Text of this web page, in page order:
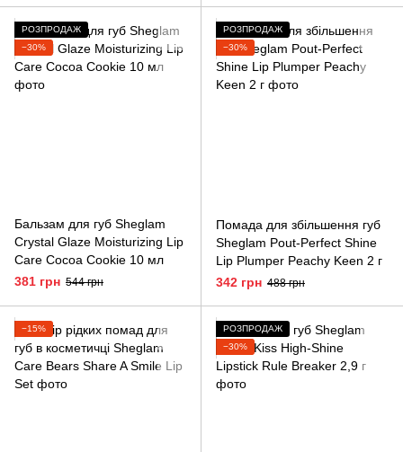
РОЗПРОДАЖ
−30%
Бальзам для губ Sheglam
Crystal Glaze Moisturizing Lip
Care Cocoa Cookie 10 мл
381 грн 544 грн
РОЗПРОДАЖ
−30%
Помада для збільшення губ
Sheglam Pout-Perfect Shine
Lip Plumper Peachy Keen 2 г
342 грн 488 грн
−15%
РОЗПРОДАЖ
−30%